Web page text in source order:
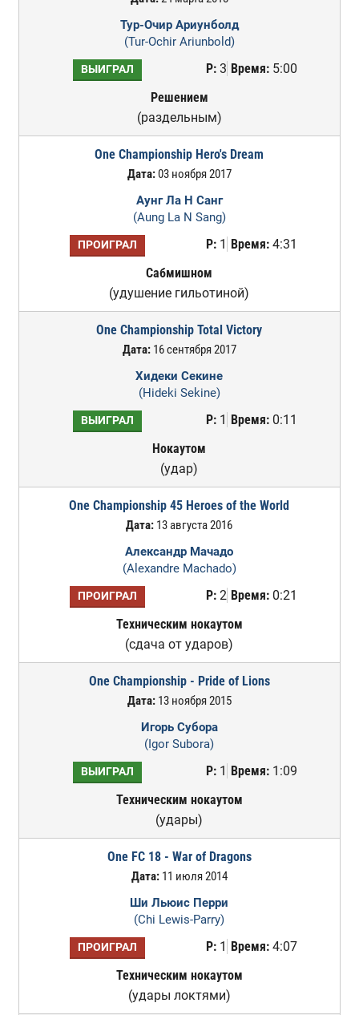
Тур-Очир Ариунболд
(Tur-Ochir Ariunbold)
ВЫИГРАЛ Р:3 Время:5:00
Решением
(раздельным)
One Championship Hero's Dream
Дата:03 ноября 2017
Аунг Ла Н Санг
(Aung La N Sang)
ПРОИГРАЛ Р:1 Время:4:31
Сабмишном
(удушение гильотиной)
One Championship Total Victory
Дата:16 сентября 2017
Хидеки Секине
(Hideki Sekine)
ВЫИГРАЛ Р:1 Время:0:11
Нокаутом
(удар)
One Championship 45 Heroes of the World
Дата: 13 августа 2016
Александр Мачадо
(Alexandre Machado)
ПРОИГРАЛ Р:2 Время:0:21
Техническим нокаутом
(сдача от ударов)
One Championship - Pride of Lions
Дата:13 ноября 2015
Игорь Субора
(Igor Subora)
ВЫИГРАЛ Р:1 Время:1:09
Техническим нокаутом
(удары)
One FC 18 - War of Dragons
Дата:11 июля 2014
Ши Льюис Перри
(Chi Lewis-Parry)
ПРОИГРАЛ Р:1 Время:4:07
Техническим нокаутом
(удары локтями)